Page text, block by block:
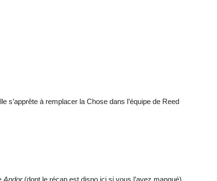
s’apprête à remplacer la Chose dans l’équipe de Reed
Andor(dont le récap est dispo ici si vous l’avez manqué),